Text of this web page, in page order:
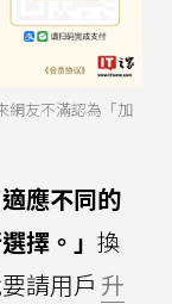
網友不滿認為「加
應不同的
擇。」 換
請用戶 升